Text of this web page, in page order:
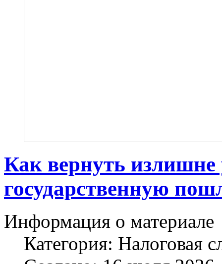
Как вернуть
государственную
Информация о материале
Категория: Налоговая